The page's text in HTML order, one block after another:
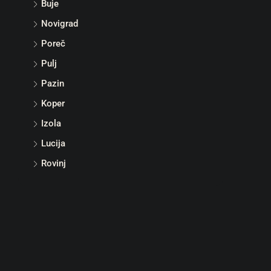
Buje
Novigrad
Poreč
Pulj
Pazin
Koper
Izola
Lucija
Rovinj